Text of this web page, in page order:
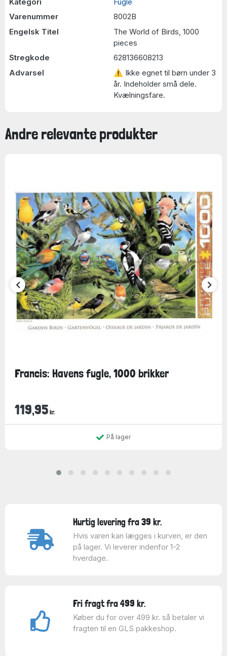
Varenummer
8002B
Engelsk Titel
The World of Birds, 1000
pieces
Stregkode
628136608213
Advarsel
⚠ Ikke egnet til børn under 3
år. Indeholder små dele.
Kvælningsfare.
Andre relevante produkter
Francis: Havens fugle, 1000 brikker
119,95 kr.
På lager
Hurtig levering fra 39 kr.
Hvis varen kan lægges i kurven, er den
på lager. Vi leverer indenfor 1-2
hverdage.
Fri fragt fra 499 kr.
Køber du for over 499 kr. så betaler vi
fragten til en GLS pakkeshop.